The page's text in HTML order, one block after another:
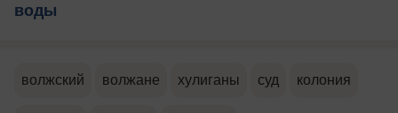
воды
волжский волжане хулиганы суд колония